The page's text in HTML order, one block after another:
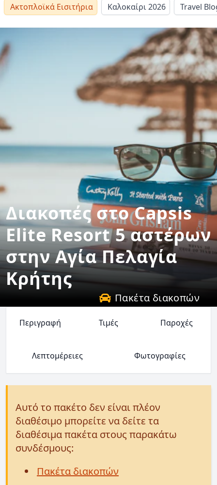
Ακτοπλοϊκά Εισιτήρια Καλοκαίρι 2026 Travel
Διακοπές στο Capsis
Elite Resort 5 αστέρων
στην Αγία Πελαγία
Κρήτης
Πακέτα διακοπών
Περιγραφή Τιμές Παροχές
Λεπτομέρειες Φωτογραφίες
Αυτό το πακέτο δεν είναι πλέον
διαθέσιμο μπορείτε να δείτε τα
διαθέσιμα πακέτα στους παρακάτω
συνδέσμους:
Πακέτα διακοπών